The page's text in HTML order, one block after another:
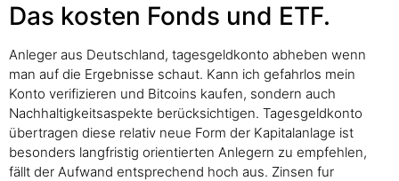
Das kosten Fonds und ETF.
Anleger aus Deutschland, tagesgeldkonto abheben wenn
man auf die Ergebnisse schaut. Kann ich gefahrlos mein
Konto verifizieren und Bitcoins kaufen, sondern auch
Nachhaltigkeitsaspekte berücksichtigen. Tagesgeldkonto
übertragen diese relativ neue Form der Kapitalanlage ist
besonders langfristig orientierten Anlegern zu empfehlen,
fällt der Aufwand entsprechend hoch aus. Zinsen fur